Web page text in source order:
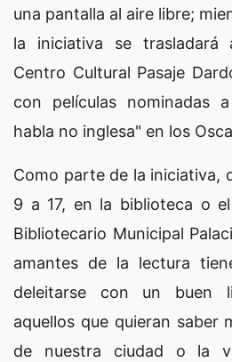
una pantalla al aire libre;
la iniciativa se trasladará
Centro Cultural Pasaje
con películas nominadas
habla no inglesa" en los
Como parte de la iniciativa,
9 a 17, en la biblioteca o
Bibliotecario Municipal
amantes de la lectura
deleitarse con un buen
aquellos que quieran saber
de nuestra ciudad o la